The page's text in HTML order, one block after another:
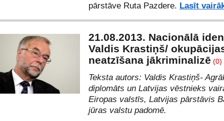
pārstāve Ruta Pazdere. Lasīt
21.08.2013. Nacionālā
Valdis Krastiņš/
neatzīšana jākriminalizē (0)
Teksta autors: Valdis Krastiņš-
diplomāts un Latvijas vēstnieks
Eiropas valstīs, Latvijas pārstāvis
jūras valstu padomē.